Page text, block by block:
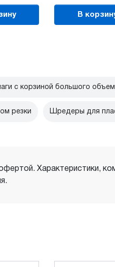
В
с корзиной большого
резки Шредеры для
Характеристики,